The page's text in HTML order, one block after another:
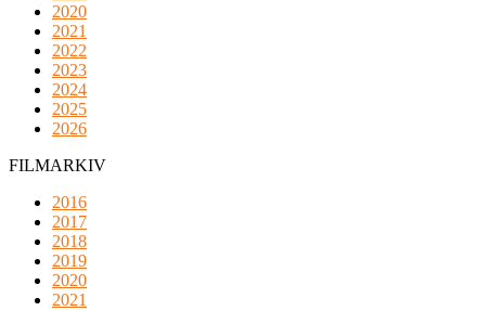
2020
2021
2022
2023
2024
2025
2026
FILMARKIV
2016
2017
2018
2019
2020
2021